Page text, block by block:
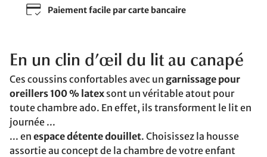
Paiement facile par carte bancaire
En un clin d’œil du lit au canapé
Ces coussins confortables avec un garnissage pour
oreillers 100 % latex sont un véritable atout pour
toute chambre ado. En effet, ils transforment le lit en
journée ...
... en espace détente douillet. Choisissez la housse
assortie au concept de la chambre de votre enfant